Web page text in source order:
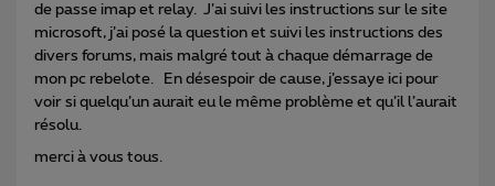
de passe imap et relay. J’ai suivi les instructions sur le site
microsoft, j’ai posé la question et suivi les instructions des
divers forums, mais malgré tout à chaque démarrage de
mon pc rebelote. En désespoir de cause, j’essaye ici pour
voir si quelqu’un aurait eu le même problème et qu’il l’aurait
résolu.
merci à vous tous.